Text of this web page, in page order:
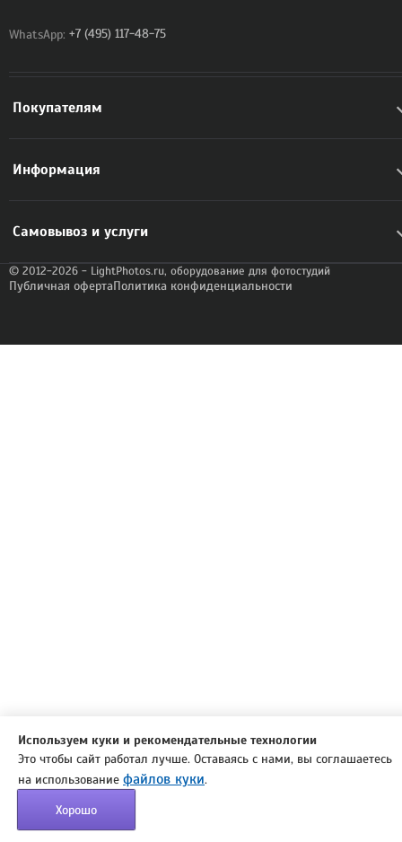
WhatsApp: +7 (495) 117-48-75
Покупателям
Информация
Самовывоз и услуги
© 2012-2026 - LightPhotos.ru, оборудование для фотостудий
Публичная офертаПолитика конфиденциальности
Используем куки и рекомендательные технологии
Это чтобы сайт работал лучше. Оставаясь с нами, вы соглашаетесь
на использование файлов куки.
Хорошо